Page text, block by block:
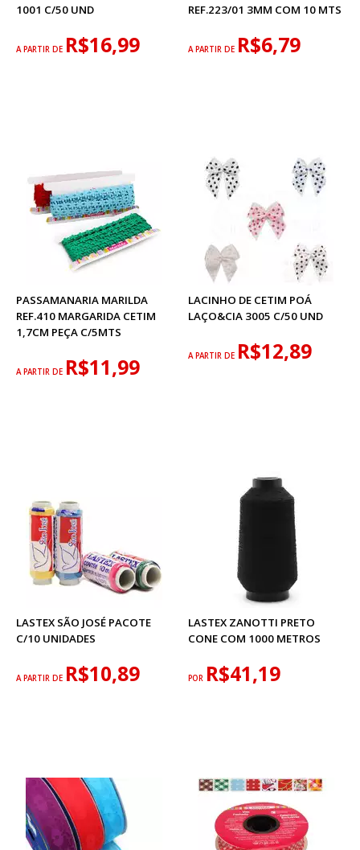
1001 C/50 UND
A PARTIR DE R$16,99
REF.223/01 3MM COM 10 MTS
A PARTIR DE R$6,79
PASSAMANARIA MARILDA
REF.410 MARGARIDA CETIM
1,7CM PEÇA C/5MTS
A PARTIR DE R$11,99
LACINHO DE CETIM POÁ
LAÇO&CIA 3005 C/50 UND
A PARTIR DE R$12,89
LASTEX SÃO JOSÉ PACOTE
C/10 UNIDADES
A PARTIR DE R$10,89
LASTEX ZANOTTI PRETO
CONE COM 1000 METROS
POR R$41,19